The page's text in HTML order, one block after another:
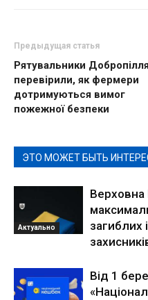
Предыдущая статья
Рятувальники
перевірили, як фермери
дотримуються вимог
пожежної безпеки
ЭТО МОЖЕТ БЫТЬ
Актуально
загиблих
Від 1